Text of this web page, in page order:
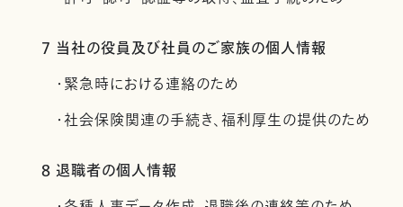
7 当社の役員及び社員のご家族の個人情報
・緊急時における連絡のため
・社会保険関連の手続き、福利厚生の提供のため
8 退職者の個人情報